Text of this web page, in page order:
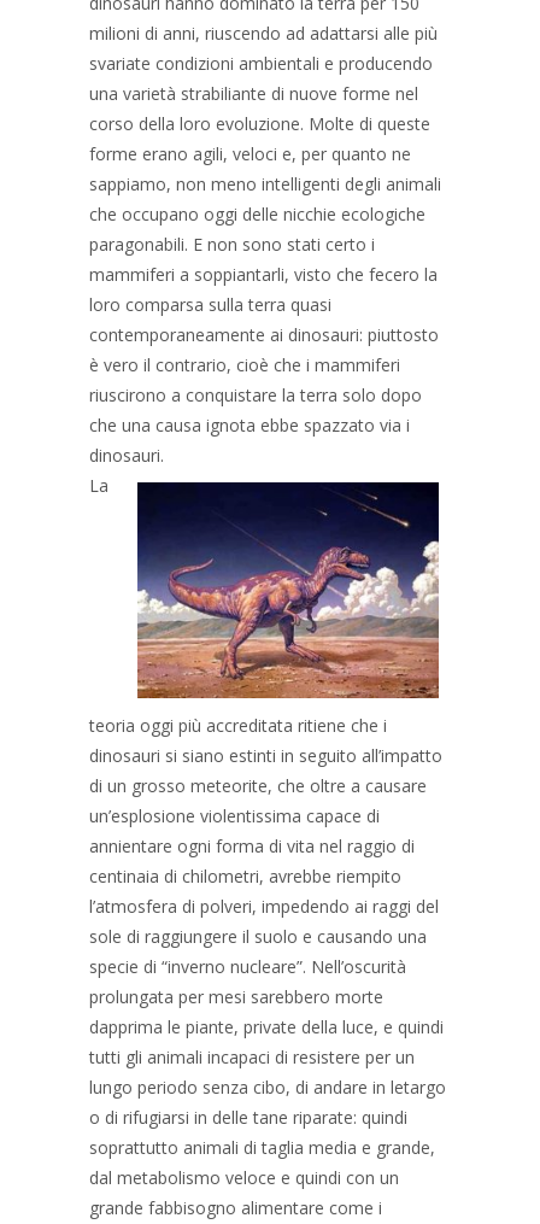
milioni di anni, riuscendo ad adattarsi alle più
svariate condizioni ambientali e producendo
una varietà strabiliante di nuove forme nel
corso della loro evoluzione. Molte di queste
forme erano agili, veloci e, per quanto ne
sappiamo, non meno intelligenti degli animali
che occupano oggi delle nicchie ecologiche
paragonabili. E non sono stati certo i
mammiferi a soppiantarli, visto che fecero la
loro comparsa sulla terra quasi
contemporaneamente ai dinosauri: piuttosto
è vero il contrario, cioè che i mammiferi
riuscirono a conquistare la terra solo dopo
che una causa ignota ebbe spazzato via i
dinosauri.
La
teoria oggi più accreditata ritiene che i
dinosauri si siano estinti in seguito all’impatto
di un grosso meteorite, che oltre a causare
un’esplosione violentissima capace di
annientare ogni forma di vita nel raggio di
centinaia di chilometri, avrebbe riempito
l’atmosfera di polveri, impedendo ai raggi del
sole di raggiungere il suolo e causando una
specie di “inverno nucleare”. Nell’oscurità
prolungata per mesi sarebbero morte
dapprima le piante, private della luce, e quindi
tutti gli animali incapaci di resistere per un
lungo periodo senza cibo, di andare in letargo
o di rifugiarsi in delle tane riparate: quindi
soprattutto animali di taglia media e grande,
dal metabolismo veloce e quindi con un
grande fabbisogno alimentare come i